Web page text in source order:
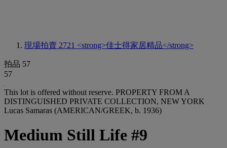
現場拍賣 2721 <strong>佳士得家居精品</strong>
拍品 57
57
This lot is offered without reserve. PROPERTY FROM A
DISTINGUISHED PRIVATE COLLECTION, NEW YORK
Lucas Samaras (AMERICAN/GREEK, b. 1936)
Medium Still Life #9